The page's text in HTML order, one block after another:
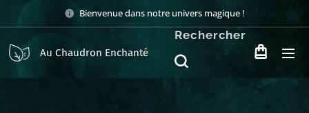
Bienvenue dans notre univers magique !
Au Chaudron Enchanté
Rechercher